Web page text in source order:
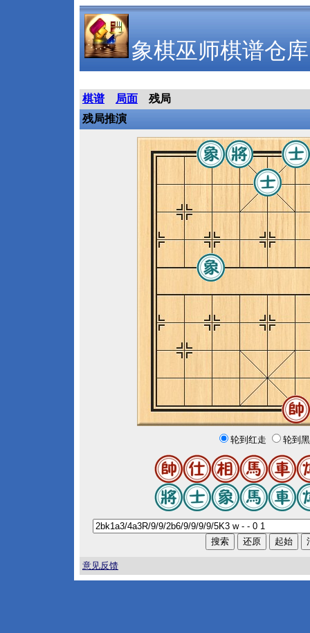
象棋巫师棋谱仓库
棋谱 局面
残局
残局推演
轮到红走 轮到
意见反馈